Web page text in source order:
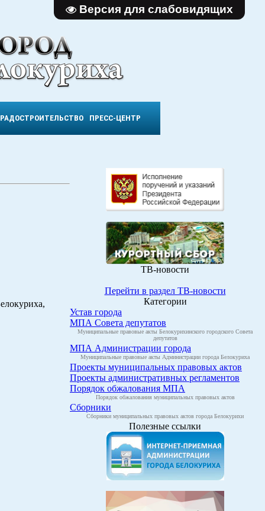
Версия для слабовидящих
ПРЕСС-ЦЕНТР
ТВ-новости
Перейти в раздел ТВ-новости
Категории
Устав города
МПА Совета депутатов
Муниципальные правовые акты Белокурихинского городского Совета
депутатов
МПА Администрации города
Муниципальные правовые акты Администрации города Белокуриха
Проекты муниципальных правовых актов
Проекты административных регламентов
Порядок обжалования МПА
Порядок обжалования муниципальных правовых актов
Сборники
Сборники муниципальных правовых актов города Белокурихи
Полезные ссылки